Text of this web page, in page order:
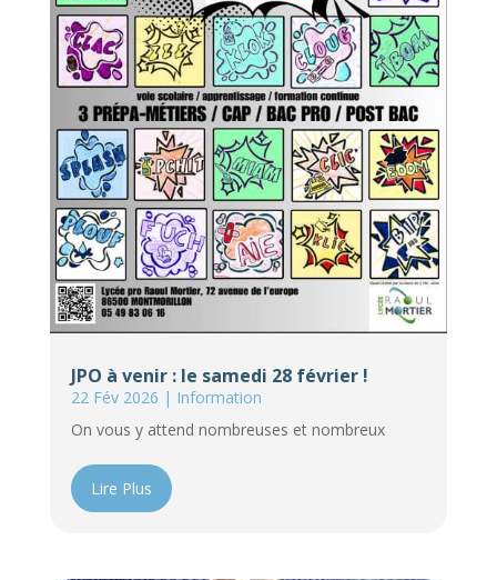
JPO à venir : le samedi 28 février !
22 Fév 2026 | Information
On vous y attend nombreuses et nombreux
Lire Plus